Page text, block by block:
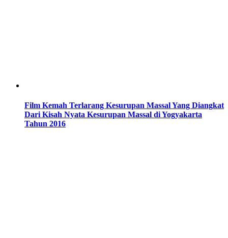
Film Kemah Terlarang Kesurupan Massal Yang Diangkat
Dari Kisah Nyata Kesurupan Massal di Yogyakarta
Tahun 2016